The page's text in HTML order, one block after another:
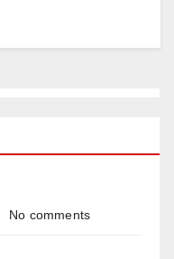
No comments